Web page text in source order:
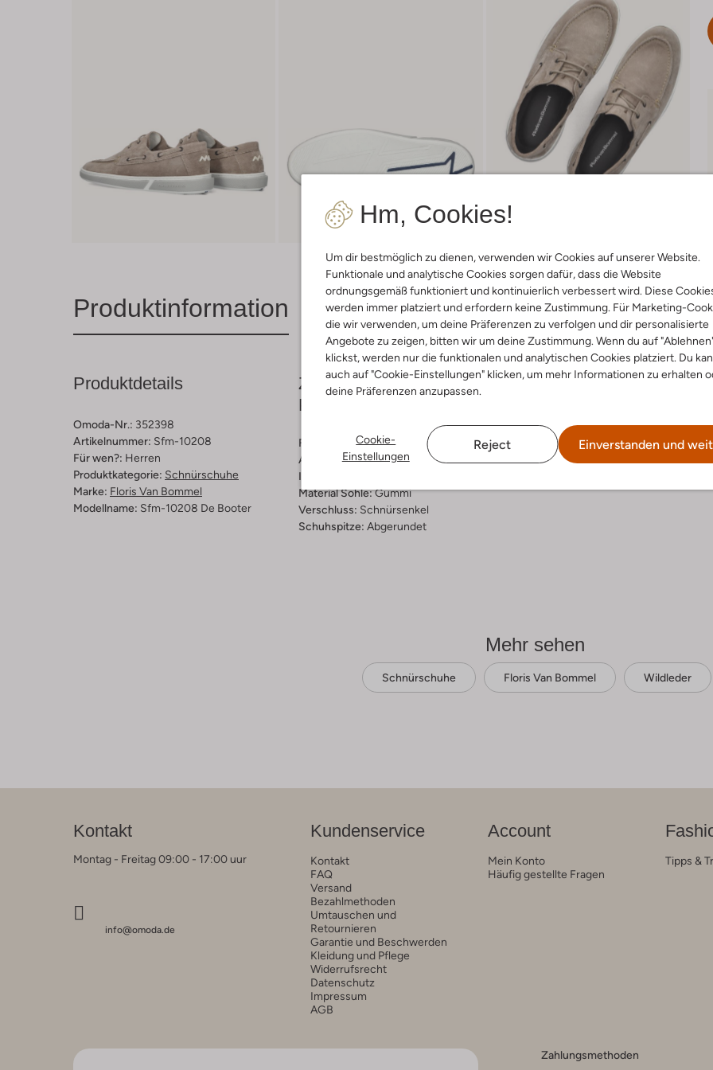
Hm, Cookies!
Um dir bestmöglich zu dienen, verwenden wir Cookies auf unserer Website.
Funktionale und analytische Cookies sorgen dafür, dass die Website
ordnungsgemäß funktioniert und kontinuierlich verbessert wird. Diese
werden immer platziert und erfordern keine Zustimmung. Für Marketing-
die wir verwenden, um deine Präferenzen zu verfolgen und dir personalisierte
Angebote zu zeigen, bitten wir um deine Zustimmung. Wenn du auf
klickst, werden nur die funktionalen und analytischen Cookies platziert. Du
auch auf "Cookie-Einstellungen" klicken, um mehr Informationen zu erhalten
deine Präferenzen anzupassen.
Cookie-
Einstellungen
Reject Einverstanden und
Produktinformation Lieferung & Rückgabe
Produktdetails
Omoda-Nr.: 352398
Artikelnummer: Sfm-10208
Für wen?: Herren
Produktkategorie: Schnürschuhe
Marke: Floris Van Bommel
Modellname: Sfm-10208 De Booter
Zusammensetzung &
Passform
Farbe :
Taupe
Außenmaterial:Wildleder
Innenmaterial:
Material Sohle:Gummi
Verschluss: Schnürsenkel
Schuhspitze: Abgerundet
Mehr sehen
Schnürschuhe Floris Van Bommel Wildleder
Kontakt
Montag - Freitag 09:00 - 17:00 uur
info@omoda.de
Kundenservice
Kontakt
FAQ
Versand
Bezahlmethoden
Umtauschen und
Retournieren
Garantie und Beschwerden
Kleidung und Pflege
Widerrufsrecht
Datenschutz
Impressum
AGB
Account
Mein Konto
Häufig gestellte Fragen
Tipps &
Zahlungsmethoden